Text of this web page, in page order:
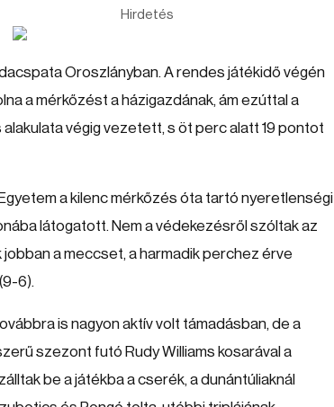
Hirdetés
Oroszlányban. A rendes játékidő végén
a mérkőzést a házigazdának, ám ezúttal a
végig vezetett, s öt perc alatt 19 pontot
a kilenc mérkőzés óta tartó nyeretlenségi
látogatott. Nem a védekezésről szóltak az
a meccset, a harmadik perchez érve
6).
is nagyon aktív volt támadásban, de a
szezont futó Rudy Williams kosarával a
be a játékba a cserék, a dunántúliaknál